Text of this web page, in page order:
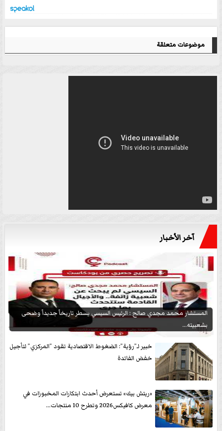
موضوعات متعلقة
آخر الأخبار
المستشار محمد مجدي صالح : الرئيس السيسي يسطر تاريخاً جديداً وضحى
بشعبيته...
خبير لـ”رؤية”: الضغوط الاقتصادية تقود ”المركزي” لتأجيل
خفض الفائدة
«ريتش بيك» تستعرض أحدث ابتكارات المخبوزات في
معرض كافيكس2026 وتطرح 10 منتجات...